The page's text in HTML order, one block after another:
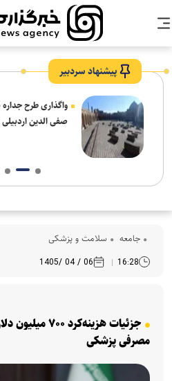
پیشنهاد سردبیر
واگذاری طرح
صفی الدین
جامعه سلامت و پزشکی
16:28
06 / 04 /1405
جزئیات
مصرفی پزشکی